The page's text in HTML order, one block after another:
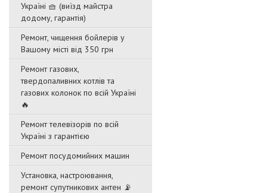
Україні 🧺 (виїзд майстра
додому, гарантія)
Ремонт, чищення бойлерів у
Вашому місті від 350 грн
Ремонт газових,
твердопаливних котлів та
газових колонок по всій Україні
🔥
Ремонт телевізорів по всій
Україні з гарантією
Ремонт посудомийних машин
Установка, настроювання,
ремонт супутникових антен 📡